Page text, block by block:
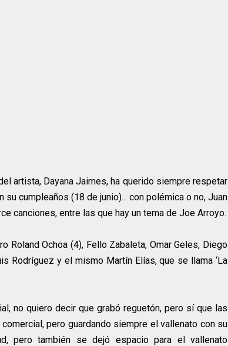
artista, Dayana Jaimes, ha querido siempre respetar
cumpleaños (18 de junio)... con polémica o no, Juan
canciones, entre las que hay un tema de Joe Arroyo.
Roland Ochoa (4), Fello Zabaleta, Omar Geles, Diego
Rodríguez y el mismo Martín Elías, que se llama ‘La
no quiero decir que grabó reguetón, pero sí que las
pero guardando siempre el vallenato con su
pero también se dejó espacio para el vallenato